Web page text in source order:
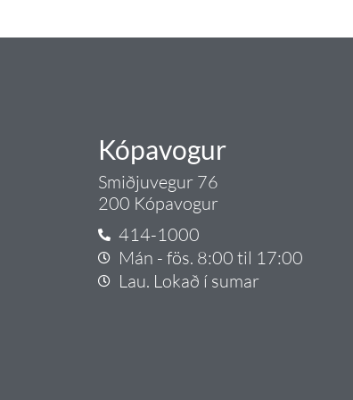
Kópavogur
Smiðjuvegur 76
200 Kópavogur
414-1000
Mán - fös. 8:00 til 17:00
Lau. Lokað í sumar